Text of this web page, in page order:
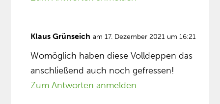
Klaus Grünseich am 17. Dezember 2021 um 16:21
Womöglich haben diese Volldeppen das
anschließend auch noch gefressen!
Zum Antworten anmelden